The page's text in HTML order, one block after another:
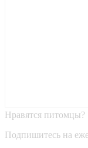
Нравятся питомцы?
Подпишитесь на